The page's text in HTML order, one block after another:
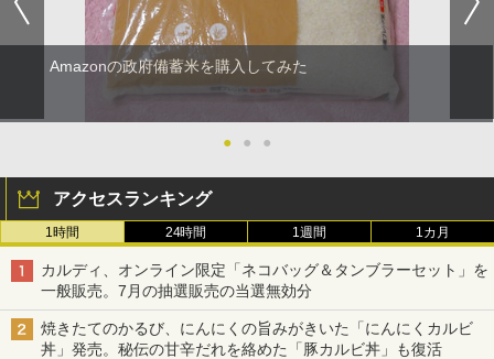
Amazonの政府備蓄米を購入してみた
● ● ●
アクセスランキング
1時間 24時間 1週間 1カ月
カルディ、オンライン限定「ネコバッグ＆タンブラーセット」を
一般販売。7月の抽選販売の当選無効分
焼きたてのかるび、にんにくの旨みがきいた「にんにくカルビ
丼」発売。秘伝の甘辛だれを絡めた「豚カルビ丼」も復活